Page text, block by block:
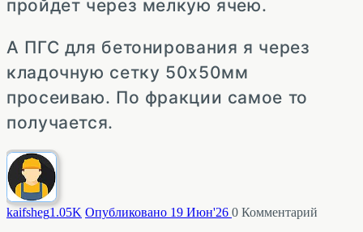
пройдет через мелкую ячею.
А ПГС для бетонирования я через
кладочную сетку 50х50мм
просеиваю. По фракции самое то
получается.
kaifsheg1.05K Опубликовано 19 Июн'26 0 Комментарий